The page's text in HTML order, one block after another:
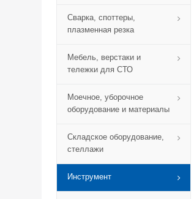
Сварка, споттеры,
плазменная резка
Мебель, верстаки и
тележки для СТО
Моечное, уборочное
оборудование и материалы
Складское оборудование,
стеллажи
Инструмент